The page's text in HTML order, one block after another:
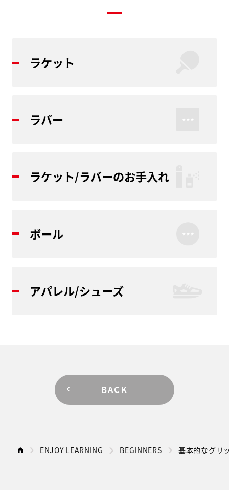
ラケット
ラバー
ラケット/ラバーのお手入れ
ボール
アパレル/シューズ
BACK
ENJOY LEARNING BEGINNERS 基本的なグリ